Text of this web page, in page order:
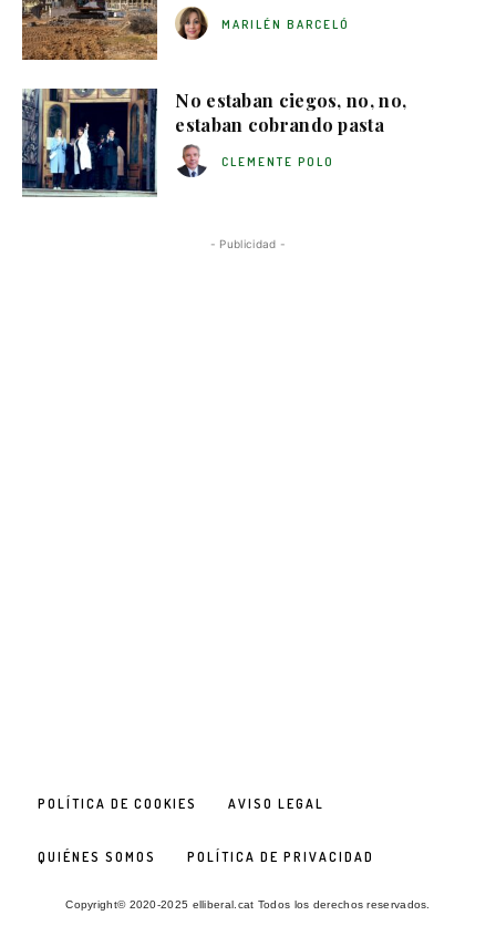
MARILÉN BARCELÓ
No estaban ciegos, no, no,
estaban cobrando pasta
CLEMENTE POLO
- Publicidad -
POLÍTICA DE COOKIES AVISO LEGAL
QUIÉNES SOMOS POLÍTICA DE PRIVACIDAD
Copyright© 2020-2025 elliberal.cat Todos los derechos reservados.